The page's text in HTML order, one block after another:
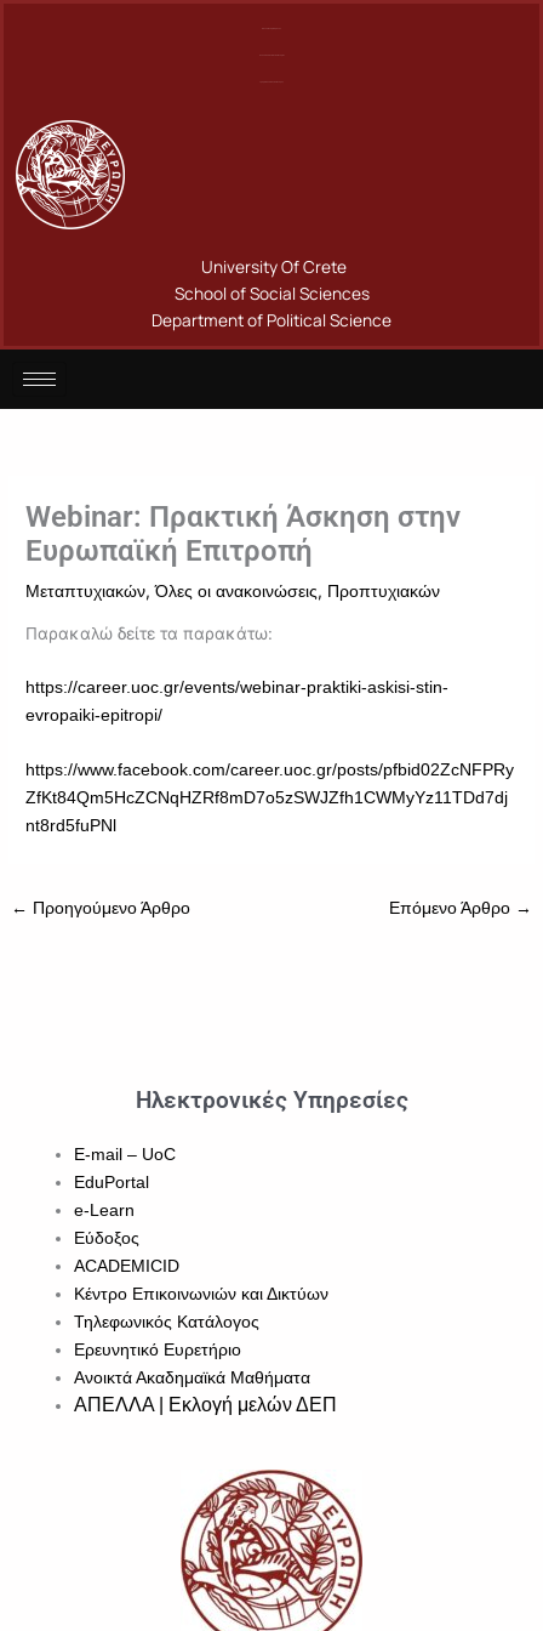
University Of Crete
School of Social Sciences
Department of Political Science
Webinar: Πρακτική Άσκηση στην
Ευρωπαϊκή Επιτροπή
Μεταπτυχιακών,Όλες οι ανακοινώσεις, Προπτυχιακών
Παρακαλώ δείτε τα παρακάτω:
https://career.uoc.gr/events/webinar-praktiki-askisi-stin-
evropaiki-epitropi/
https://www.facebook.com/career.uoc.gr/posts/pfbid02ZcNFPRy
ZfKt84Qm5HcZCNqHZRf8mD7o5zSWJZfh1CWMyYz11TDd7dj
nt8rd5fuPNl
← Προηγούμενο Άρθρο Επόμενο Άρθρο →
Ηλεκτρονικές Υπηρεσίες
E-mail – UoC
EduPortal
e-Learn
Εύδοξος
ACADEMICID
Κέντρο Επικοινωνιών και Δικτύων
Τηλεφωνικός Κατάλογος
Ερευνητικό Ευρετήριο
Ανοικτά Ακαδημαϊκά Μαθήματα
ΑΠΕΛΛΑ | Εκλογή μελών ΔΕΠ